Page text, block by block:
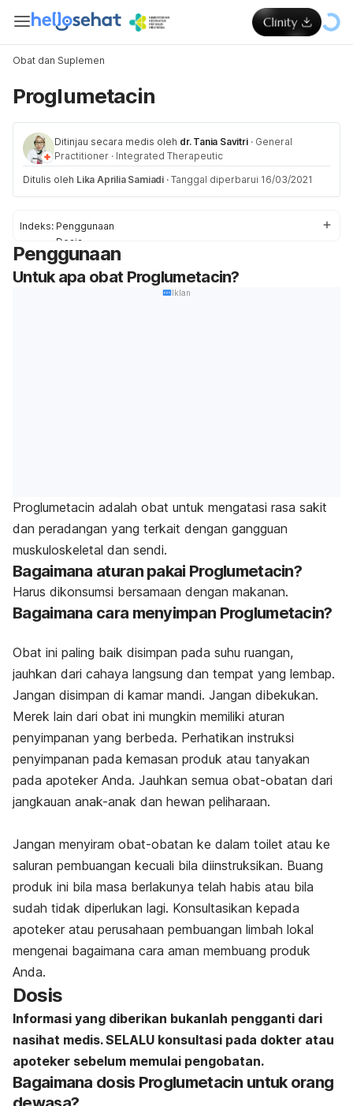
Obat dan Suplemen
Proglumetacin
Ditinjau secara medis oleh dr. Tania Savitri · General
Practitioner · Integrated Therapeutic
Ditulis oleh Lika Aprilia Samiadi · Tanggal diperbarui 16/03/2021
Indeks: Penggunaan
Dosis
Efek Samping
Pencegahan & Peringatan
Interaksi
Penggunaan
Untuk apa obat Proglumetacin?
Iklan
Proglumetacin adalah obat untuk mengatasi rasa sakit
dan peradangan yang terkait dengan gangguan
muskuloskeletal dan sendi.
Bagaimana aturan pakai Proglumetacin?
Harus dikonsumsi bersamaan dengan makanan.
Bagaimana cara menyimpan Proglumetacin?
Obat ini paling baik disimpan pada suhu ruangan,
jauhkan dari cahaya langsung dan tempat yang lembap.
Jangan disimpan di kamar mandi. Jangan dibekukan.
Merek lain dari obat ini mungkin memiliki aturan
penyimpanan yang berbeda. Perhatikan instruksi
penyimpanan pada kemasan produk atau tanyakan
pada apoteker Anda. Jauhkan semua obat-obatan dari
jangkauan anak-anak dan hewan peliharaan.
Jangan menyiram obat-obatan ke dalam toilet atau ke
saluran pembuangan kecuali bila diinstruksikan. Buang
produk ini bila masa berlakunya telah habis atau bila
sudah tidak diperlukan lagi. Konsultasikan kepada
apoteker atau perusahaan pembuangan limbah lokal
mengenai bagaimana cara aman membuang produk
Anda.
Dosis
Informasi yang diberikan bukanlah pengganti dari
nasihat medis. SELALU konsultasi pada dokter atau
apoteker sebelum memulai pengobatan.
Bagaimana dosis Proglumetacin untuk orang